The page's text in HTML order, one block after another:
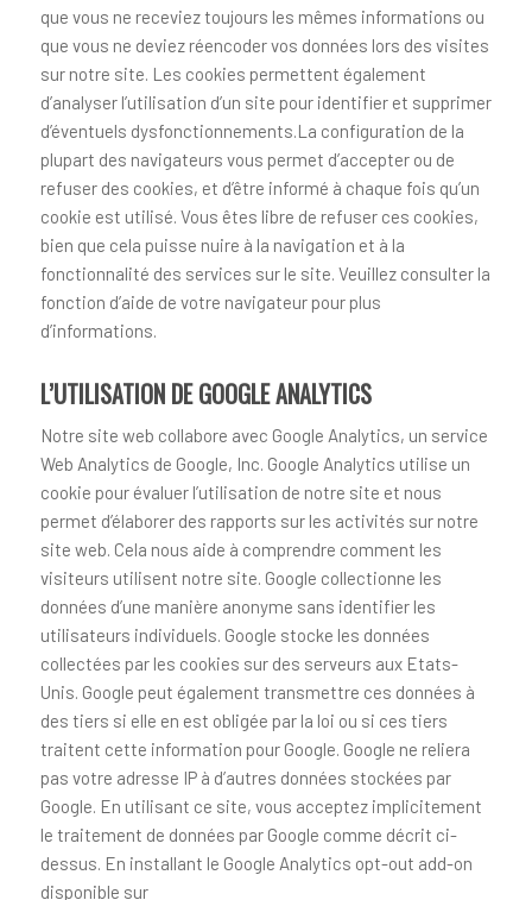
que vous ne receviez toujours les mêmes informations ou
que vous ne deviez réencoder vos données lors des visites
sur notre site. Les cookies permettent également
d’analyser l’utilisation d’un site pour identifier et supprimer
d’éventuels dysfonctionnements.La configuration de la
plupart des navigateurs vous permet d’accepter ou de
refuser des cookies, et d’être informé à chaque fois qu’un
cookie est utilisé. Vous êtes libre de refuser ces cookies,
bien que cela puisse nuire à la navigation et à la
fonctionnalité des services sur le site. Veuillez consulter la
fonction d’aide de votre navigateur pour plus
d’informations.
L’UTILISATION DE GOOGLE ANALYTICS
Notre site web collabore avec Google Analytics, un service
Web Analytics de Google, Inc. Google Analytics utilise un
cookie pour évaluer l’utilisation de notre site et nous
permet d’élaborer des rapports sur les activités sur notre
site web. Cela nous aide à comprendre comment les
visiteurs utilisent notre site. Google collectionne les
données d’une manière anonyme sans identifier les
utilisateurs individuels. Google stocke les données
collectées par les cookies sur des serveurs aux Etats-
Unis. Google peut également transmettre ces données à
des tiers si elle en est obligée par la loi ou si ces tiers
traitent cette information pour Google. Google ne reliera
pas votre adresse IP à d’autres données stockées par
Google. En utilisant ce site, vous acceptez implicitement
le traitement de données par Google comme décrit ci-
dessus. En installant le Google Analytics opt-out add-on
disponible sur